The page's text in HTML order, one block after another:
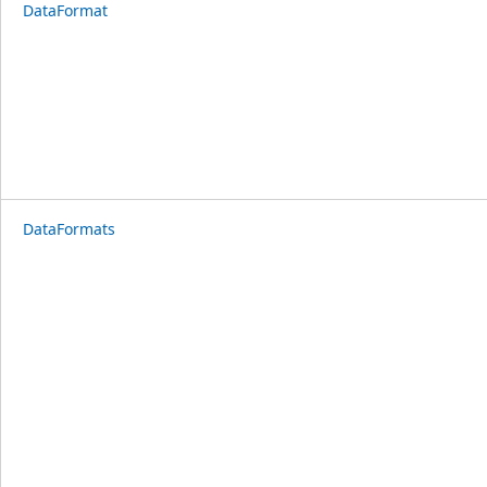
DataFormat
DataFormats